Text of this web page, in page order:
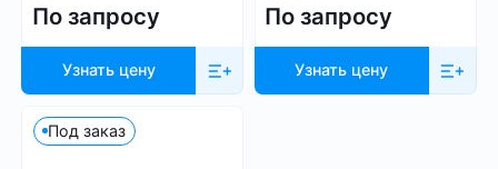
По запросу
Узнать цену
По запросу
Узнать цену
Под заказ